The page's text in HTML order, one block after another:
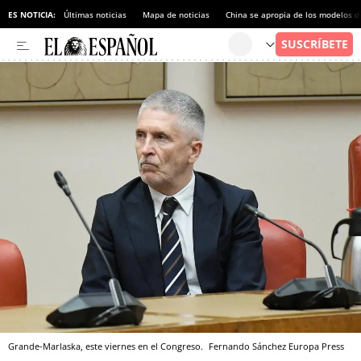
ES NOTICIA: Últimas noticias Mapa de noticias China se apropia de los modelos
Grande-Marlaska, este viernes en el Congreso. Fernando Sánchez Europa Press